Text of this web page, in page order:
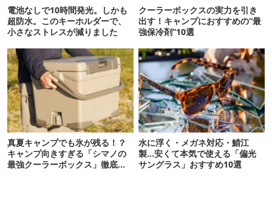
電池なしで10時間発光。しかも
超防水。このキーホルダーで、
小さなストレスが減りました
クーラーボックスの実力を引き
出す！キャンプにおすすめの“最
強保冷剤”10選
真夏キャンプでも氷が残る！？
キャンプ向きすぎる「シマノの
最強クーラーボックス」徹底解
水に浮く・メガネ対応・鯖江
製…安くて本気で使える「偏光
サングラス」おすすめ10選